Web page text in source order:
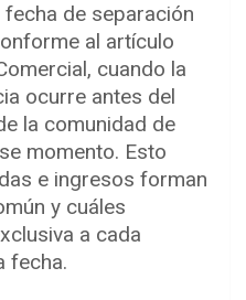
de separación
al artículo
cuando la
ocurre antes del
la comunidad de
momento. Esto
e ingresos forman
y cuáles
a cada
fecha.